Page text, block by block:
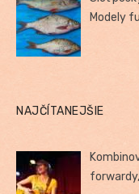
Modely
NAJČÍTANEJŠIE